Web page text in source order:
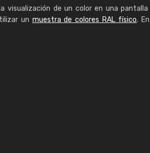
visualización de un color en una
un muestra de colores RAL físico.